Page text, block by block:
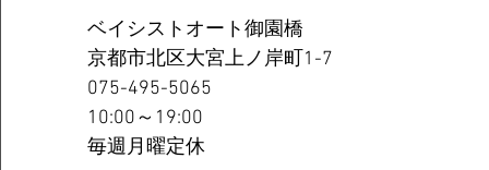
ベイシストオート御園橋
京都市北区大宮上ノ岸町1-7
075-495-5065
10:00～19:00
毎週月曜定休